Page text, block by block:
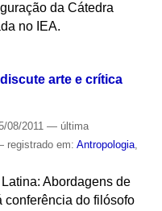
da Cátedra
no IEA.
arte e crítica
08/2011 — última
registrado em: Antropologia,
Abordagens de
conferência do filósofo